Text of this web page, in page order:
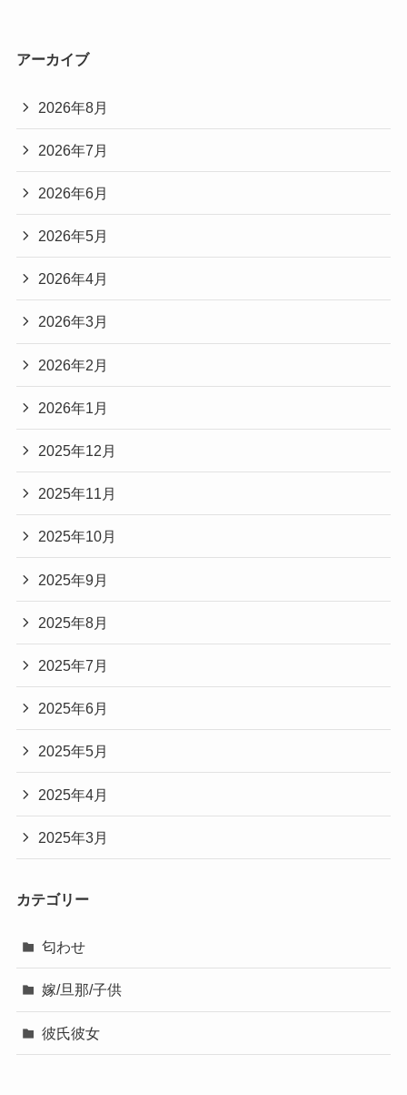
アーカイブ
2026年8月
2026年7月
2026年6月
2026年5月
2026年4月
2026年3月
2026年2月
2026年1月
2025年12月
2025年11月
2025年10月
2025年9月
2025年8月
2025年7月
2025年6月
2025年5月
2025年4月
2025年3月
カテゴリー
匂わせ
嫁/旦那/子供
彼氏彼女